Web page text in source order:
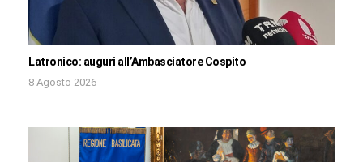
Latronico: auguri all’Ambasciatore Cospito
8 Agosto 2026